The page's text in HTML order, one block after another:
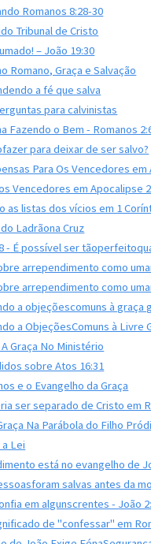
Romanos 8:28-30
Tribunal de Cristo
– João 19:30
Romano, Graça e Salvação
a fé que salva
para calvinistas
Fazendo o Bem - Romanos
para deixar de ser salvo?
Para Os Vencedores em
Vencedores em Apocalipse
as listas dos vícios em 1
Ladrãona Cruz
- É possível ser
arrependimento como
arrependimento como
a objeçõescomuns à graça
a ObjeçõesComuns à Livre
Graça No Ministério
sobre Atos 16:31
e o Evangelho da Graça
ser separado de Cristo em
Na Parábola do Filho
Lei
está no evangelho de
salvas antes da
em algunscrentes - João
de "confessar" em